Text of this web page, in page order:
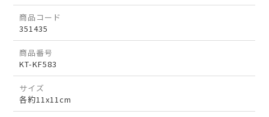
商品コード
351435
商品番号
KT-KF583
サイズ
各約11x11cm